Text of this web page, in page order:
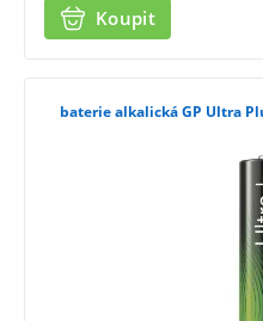
Koupit
baterie alkalická GP Ultra